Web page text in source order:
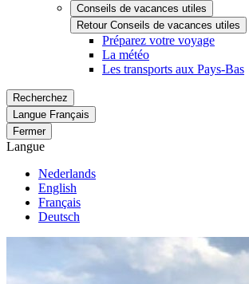
Conseils de vacances utiles
Retour Conseils de vacances utiles
Préparez votre voyage
La météo
Les transports aux Pays-Bas
Recherchez
Langue Français
Fermer
Langue
Nederlands
English
Français
Deutsch